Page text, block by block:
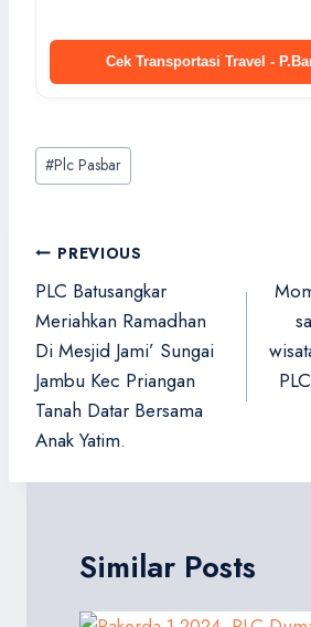
Cek Transportasi Travel -
Post
Tags:
#Plc Pasbar
Navigasi
pos
PREVIOUS
PLC Batusangkar
Meriahkan Ramadhan
Di Mesjid Jami’ Sungai
Jambu Kec Priangan
Tanah Datar Bersama
Anak Yatim.
Similar Posts